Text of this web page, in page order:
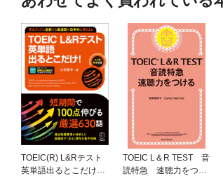
TOEIC(R) L&Rテスト
英単語出るとこだけ！
TOEIC L＆R TEST 音
読特急 速聴力をつけ